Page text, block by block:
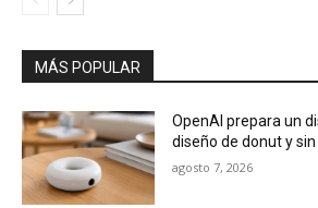
MÁS POPULAR
OpenAI prepara un
diseño de donut y
agosto 7, 2026